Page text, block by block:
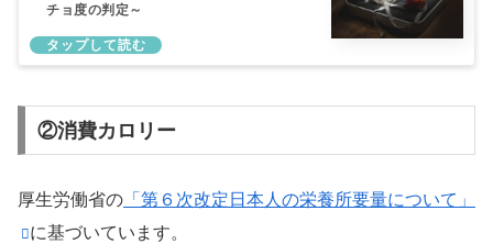
チョ度の判定～
②消費カロリー
厚生労働省の 「第６次改定日本人の栄養所要量について」
に基づいています。